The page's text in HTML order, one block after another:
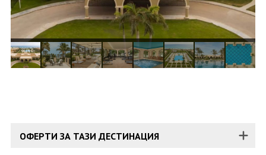
ОФЕРТИ ЗА ТАЗИ ДЕСТИНАЦИЯ